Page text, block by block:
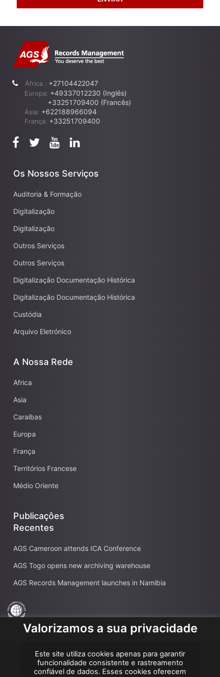
África : +27104422047
Europa: +49337012230 (Inglês)
+33251709400 (Francês)
Ásia: +622188966094
França: +33251709400
Os Nossos Serviços
Auditoria & Formação
Digitalização
Digitalização
Outros Serviços
Outros Serviços
Digitalização Documentação Histórica
Digitalização Documentação Histórica
Custódia
Arquivo Eletrónico
A Nossa Rede
Africa
Asia
Caraíbas
Europa
França
Territórios Francese
Médio Oriente
Publicaçôes
Recentes
AGS Cameroon attends ICA Conference
AGS Togo opens new archiving warehouse
AGS Records Management launches in Namibia
Copyright AGS @2026
Valorizamos a sua privacidade
Este site utiliza cookies apenas para garantir
funcionalidade consistente e rastreamento
confiável de dados. Esses cookies oferecem